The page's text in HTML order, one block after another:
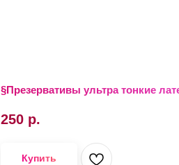
§Презервативы ультра тонкие
250 р.
Купить